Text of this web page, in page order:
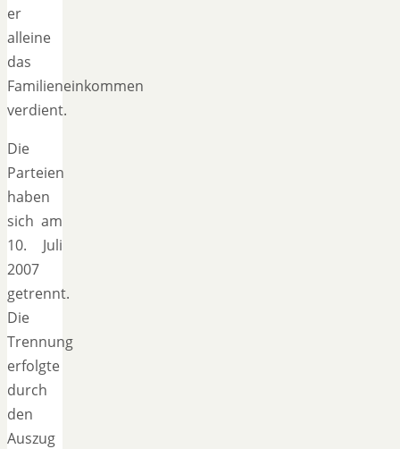
er
alleine
das
Familieneinkommen
verdient.
Die
Parteien
haben
sich am
10. Juli
2007
getrennt.
Die
Trennung
erfolgte
durch
den
Auszug